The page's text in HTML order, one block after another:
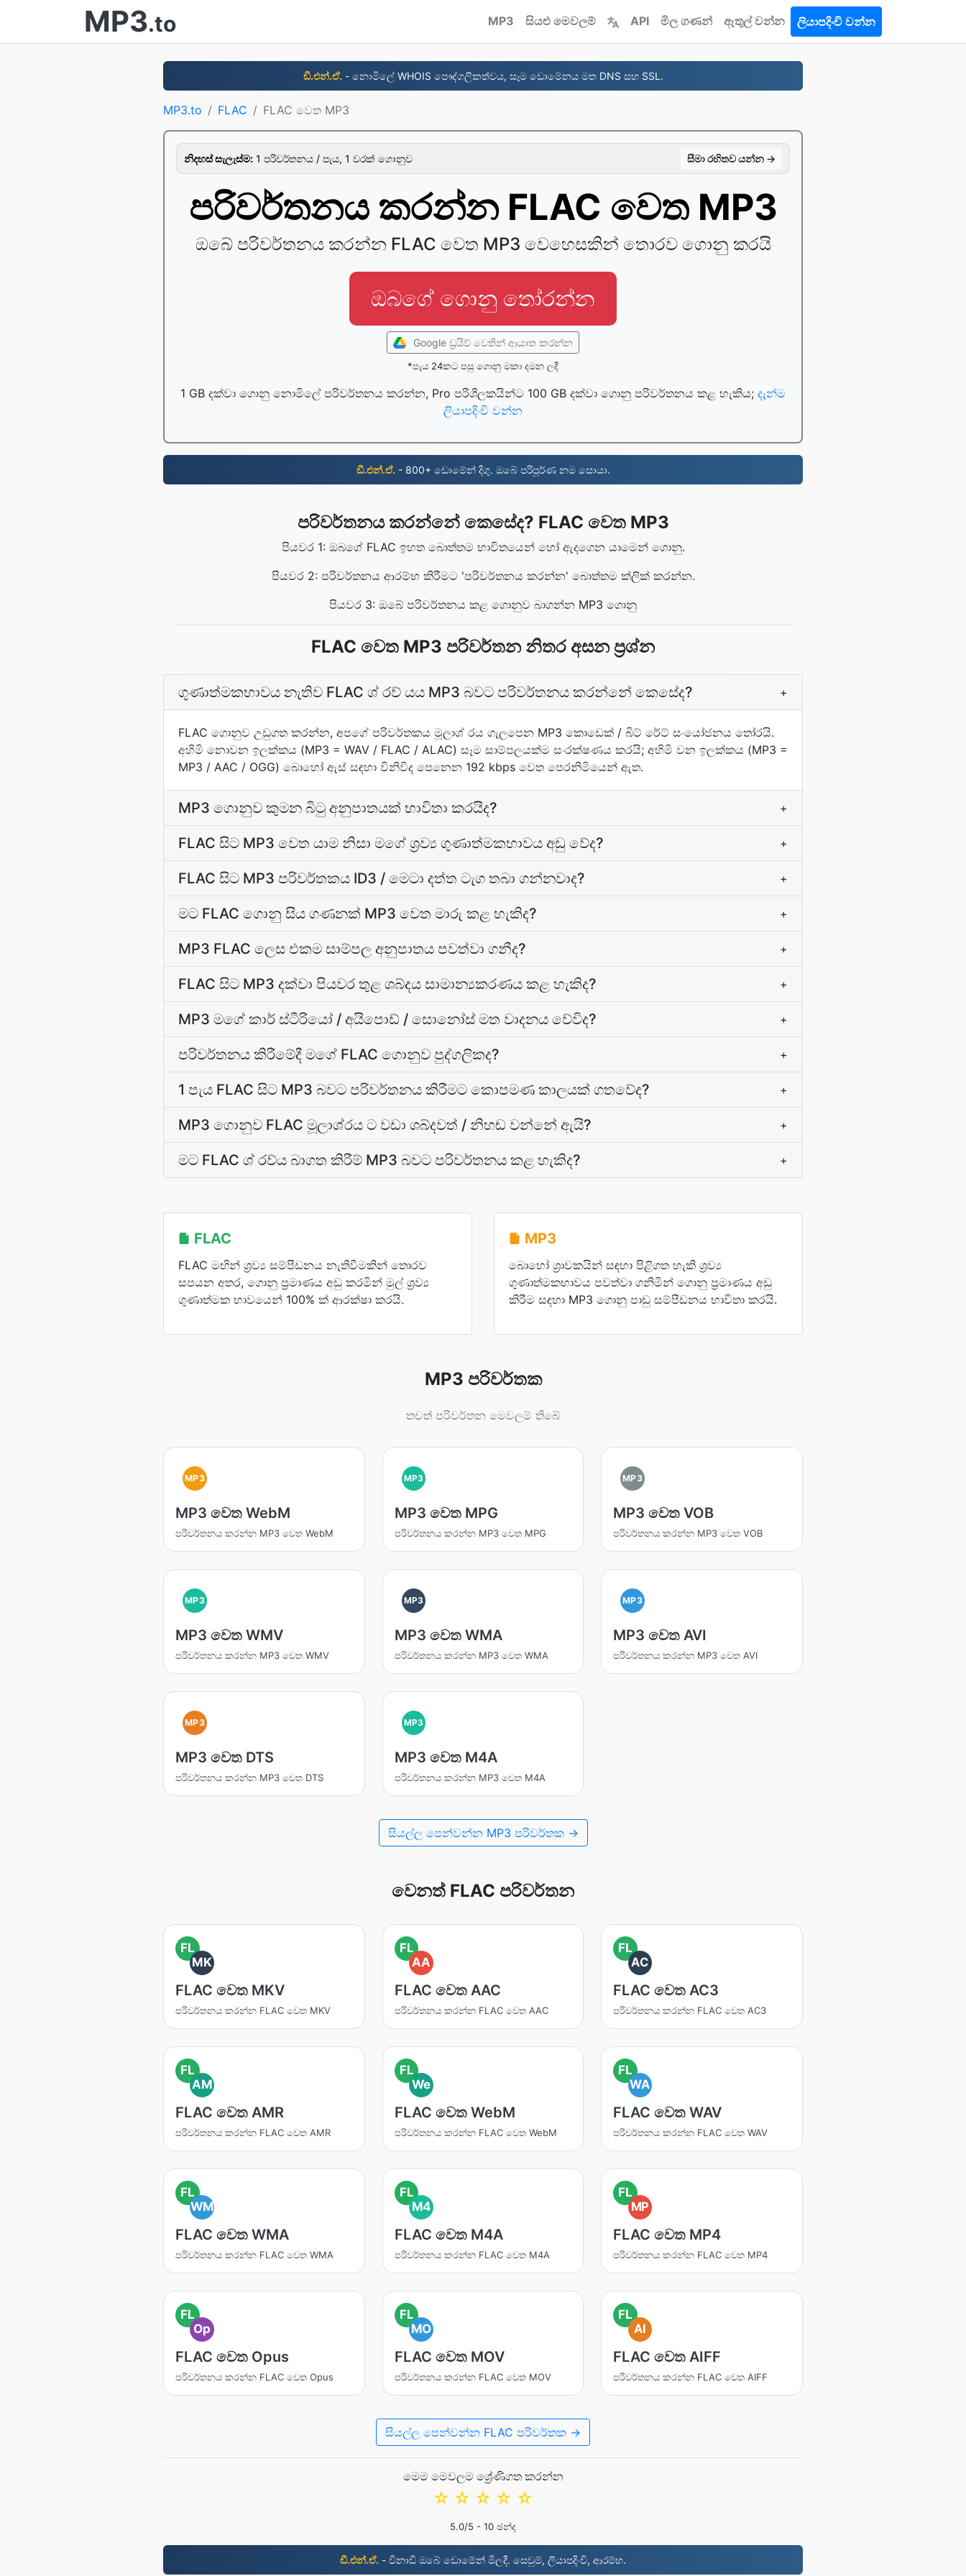
MP3.to MP3 සියළු මෙවලම් API මිල ගණන් ඇතුල් වන්න ලියාපදිංචි වන්න
ඩී.එන්.ඒ. - නොමිලේ WHOIS පෞද්ගලිකත්වය, සෑම ඩොමේනය මත DNS සහ SSL.
MP3.to FLAC FLAC වෙත MP3
නිදහස් සැලැස්ම: 1 පරිවර්තනය / පැය, 1 වරක් ගොනුව සීමා රහිතව යන්න →
පරිවර්තනය කරන්න FLAC වෙත MP3
ඔබේ පරිවර්තනය කරන්න FLAC වෙත MP3 වෙහෙසකින් තොරව ගොනු කරයි
ඔබගේ ගොනු තෝරන්න
Google ඩ්‍රයිව් වෙතින් ආයාත කරන්න
*පැය 24කට පසු ගොනු මකා දමන ලදී
1 GB දක්වා ගොනු නොමිලේ පරිවර්තනය කරන්න, Pro පරිශීලකයින්ට 100 GB දක්වා ගොනු පරිවර්තනය කළ හැකිය; දැන්ම
ලියාපදිංචි වන්න
ඩී.එන්.ඒ. - 800+ ඩොමේන් දිගු. ඔබේ පරිපූර්ණ නම සොයා.
පරිවර්තනය කරන්නේ කෙසේද? FLAC වෙත MP3
පියවර 1: ඔබගේ FLAC ඉහත බොත්තම භාවිතයෙන් හෝ ඇදගෙන යාමෙන් ගොනු.
පියවර 2: පරිවර්තනය ආරම්භ කිරීමට 'පරිවර්තනය කරන්න' බොත්තම ක්ලික් කරන්න.
පියවර 3: ඔබේ පරිවර්තනය කළ ගොනුව බාගන්න MP3 ගොනු
FLAC වෙත MP3 පරිවර්තන නිතර අසන ප්‍රශ්න
ගුණාත්මකභාවය නැතිව FLAC ශ් රව් යය MP3 බවට පරිවර්තනය කරන්නේ කෙසේද? +
FLAC ගොනුව උඩුගත කරන්න, අපගේ පරිවර්තකය මූලාශ් රය ගැලපෙන MP3 කොඩෙක් / බිට් රේට් සංයෝජනය තෝරයි.
අහිමි නොවන ඉලක්කය (MP3 = WAV / FLAC / ALAC) සෑම සාම්පලයක්ම සංරක්ෂණය කරයි; අහිමි වන ඉලක්කය (MP3 =
MP3 / AAC / OGG) බොහෝ ඇස් සඳහා විනිවිද පෙනෙන 192 kbps වෙත පෙරනිමියෙන් ඇත.
MP3 ගොනුව කුමන බිටු අනුපාතයක් භාවිතා කරයිද? +
FLAC සිට MP3 වෙත යාම නිසා මගේ ශ්‍රව්‍ය ගුණාත්මකභාවය අඩු වේද? +
FLAC සිට MP3 පරිවර්තකය ID3 / මෙටා දත්ත ටැග තබා ගන්නවාද? +
මට FLAC ගොනු සිය ගණනක් MP3 වෙත මාරු කළ හැකිද? +
MP3 FLAC ලෙස එකම සාම්පල අනුපාතය පවත්වා ගනීද? +
FLAC සිට MP3 දක්වා පියවර තුළ ශබ්දය සාමාන්‍යකරණය කළ හැකිද? +
MP3 මගේ කාර් ස්ටීරියෝ / අයිපොඩ් / සොනෝස් මත වාදනය වේවිද? +
පරිවර්තනය කිරීමේදී මගේ FLAC ගොනුව පුද්ගලිකද? +
1 පැය FLAC සිට MP3 බවට පරිවර්තනය කිරීමට කොපමණ කාලයක් ගතවේද? +
MP3 ගොනුව FLAC මූලාශ්රය ට වඩා ශබ්දවත් / නිහඬ වන්නේ ඇයි? +
මට FLAC ශ් රව්ය බාගත කිරීම් MP3 බවට පරිවර්තනය කළ හැකිද? +
FLAC
FLAC මඟින් ශ්‍රව්‍ය සම්පීඩනය නැතිවීමකින් තොරව
සපයන අතර, ගොනු ප්‍රමාණය අඩු කරමින් මුල් ශ්‍රව්‍ය
ගුණාත්මක භාවයෙන් 100% ක් ආරක්ෂා කරයි.
MP3
බොහෝ ශ්‍රාවකයින් සඳහා පිළිගත හැකි ශ්‍රව්‍ය
ගුණාත්මකභාවය පවත්වා ගනිමින් ගොනු ප්‍රමාණය අඩු
කිරීම සඳහා MP3 ගොනු පාඩු සම්පීඩනය භාවිතා කරයි.
MP3 පරිවර්තක
තවත් පරිවර්තන මෙවලම් තිබේ
MP3
MP3 වෙත WebM
පරිවර්තනය කරන්න MP3 වෙත WebM
MP3
MP3 වෙත MPG
පරිවර්තනය කරන්න MP3 වෙත MPG
MP3
MP3 වෙත VOB
පරිවර්තනය කරන්න MP3 වෙත VOB
MP3
MP3 වෙත WMV
පරිවර්තනය කරන්න MP3 වෙත WMV
MP3
MP3 වෙත WMA
පරිවර්තනය කරන්න MP3 වෙත WMA
MP3
MP3 වෙත AVI
පරිවර්තනය කරන්න MP3 වෙත AVI
MP3
MP3 වෙත DTS
පරිවර්තනය කරන්න MP3 වෙත DTS
MP3
MP3 වෙත M4A
පරිවර්තනය කරන්න MP3 වෙත M4A
සියල්ල පෙන්වන්න MP3 පරිවර්තක →
වෙනත් FLAC පරිවර්තන
FL
MK
FLAC වෙත MKV
පරිවර්තනය කරන්න FLAC වෙත MKV
FL
AA
FLAC වෙත AAC
පරිවර්තනය කරන්න FLAC වෙත AAC
FL
AC
FLAC වෙත AC3
පරිවර්තනය කරන්න FLAC වෙත AC3
FL
AM
FLAC වෙත AMR
පරිවර්තනය කරන්න FLAC වෙත AMR
FL
We
FLAC වෙත WebM
පරිවර්තනය කරන්න FLAC වෙත WebM
FL
WA
FLAC වෙත WAV
පරිවර්තනය කරන්න FLAC වෙත WAV
FL
WM
FLAC වෙත WMA
පරිවර්තනය කරන්න FLAC වෙත WMA
FL
M4
FLAC වෙත M4A
පරිවර්තනය කරන්න FLAC වෙත M4A
FL
MP
FLAC වෙත MP4
පරිවර්තනය කරන්න FLAC වෙත MP4
FL
Op
FLAC වෙත Opus
පරිවර්තනය කරන්න FLAC වෙත Opus
FL
MO
FLAC වෙත MOV
පරිවර්තනය කරන්න FLAC වෙත MOV
FL
AI
FLAC වෙත AIFF
පරිවර්තනය කරන්න FLAC වෙත AIFF
සියල්ල පෙන්වන්න FLAC පරිවර්තක →
මෙම මෙවලම ශ්‍රේණිගත කරන්න
☆
☆
☆
☆
☆
5.0/5 - 10 ඡන්ද
ඩී.එන්.ඒ. - විනාඩි ඔබේ ඩොමේන් මිලදී. සෙවුම්, ලියාපදිංචි, ආරම්භ.